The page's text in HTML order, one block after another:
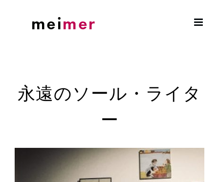
永遠のソール・ライタ
ー